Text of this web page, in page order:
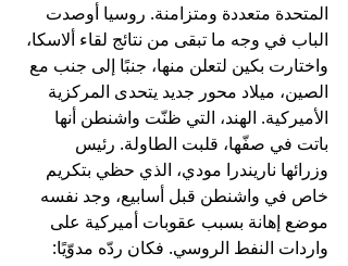
المتحدة متعددة ومتزامنة. روسيا أوصدت
الباب في وجه ما تبقى من نتائج لقاء ألاسكا،
واختارت بكين لتعلن منها، جنبًا إلى جنب مع
الصين، ميلاد محور جديد يتحدى المركزية
الأميركية. الهند، التي ظنّت واشنطن أنها
باتت في صفّها، قلبت الطاولة. رئيس
وزرائها ناريندرا مودي، الذي حظي بتكريم
خاص في واشنطن قبل أسابيع، وجد نفسه
موضع إهانة بسبب عقوبات أميركية على
واردات النفط الروسي. فكان ردّه مدوّيًا: